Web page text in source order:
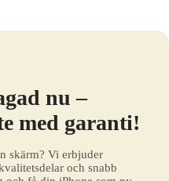
nu –
med garanti!
skärm? Vi erbjuder
och snabb